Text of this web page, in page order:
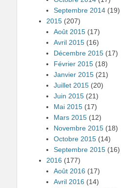
Septembre 2014 (19)
2015 (207)
Août 2015 (17)
Avril 2015 (16)
Décembre 2015 (17)
Février 2015 (18)
Janvier 2015 (21)
Juillet 2015 (20)
Juin 2015 (21)
Mai 2015 (17)
Mars 2015 (12)
Novembre 2015 (18)
Octobre 2015 (14)
Septembre 2015 (16)
2016 (177)
Août 2016 (17)
Avril 2016 (14)